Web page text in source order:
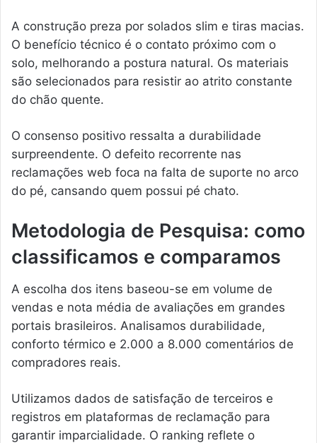
A construção preza por solados slim e tiras macias.
O benefício técnico é o contato próximo com o
solo, melhorando a postura natural. Os materiais
são selecionados para resistir ao atrito constante
do chão quente.
O consenso positivo ressalta a durabilidade
surpreendente. O defeito recorrente nas
reclamações web foca na falta de suporte no arco
do pé, cansando quem possui pé chato.
Metodologia de Pesquisa: como
classificamos e comparamos
A escolha dos itens baseou-se em volume de
vendas e nota média de avaliações em grandes
portais brasileiros. Analisamos durabilidade,
conforto térmico e 2.000 a 8.000 comentários de
compradores reais.
Utilizamos dados de satisfação de terceiros e
registros em plataformas de reclamação para
garantir imparcialidade. O ranking reflete o